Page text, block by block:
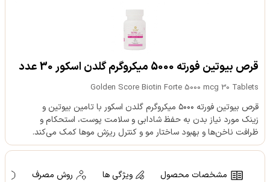
قرص بیوتین فورته 5000 میکروگرم گلدن اسکور 30 عدد
Golden Score Biotin Forte 5000 mcg 30 Tablets
قرص بیوتین فورته ۵۰۰۰ میکروگرم گلدن اسکور با تامین بیوتین و
زینک مورد نیاز بدن به حفظ شادابی و سلامت پوست، استحکام و
ظرافت ناخن‌ها و بهبود ساختار مو و کنترل ریزش موها کمک می‌کند.
مشخصات محصول ویژگی ها روش مصرف